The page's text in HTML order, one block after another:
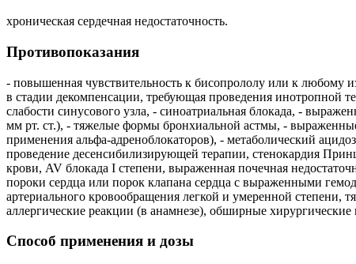
хроническая сердечная недостаточность.
Противопоказания
- повышенная чувствительность к бисопрололу или к любому
в стадии декомпенсации, требующая проведения инотропной
слабости синусового узла, - синоатриальная блокада, -
мм рт. ст.), - тяжелые формы бронхиальной астмы, -
применения альфа-адреноблокаторов), - метаболический
проведение десенсибилизирующей терапии, стенокардия
крови, AV блокада I степени, выраженная почечная
пороки сердца или порок клапана сердца с выраженными
артериального кровообращения легкой и умеренной
аллергические реакции (в анамнезе), обширные хирургические
Способ применения и дозы